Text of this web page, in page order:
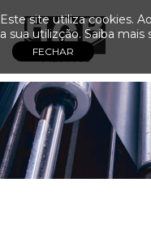
Este site utiliza cookies.
a sua utilizção. Saiba mais